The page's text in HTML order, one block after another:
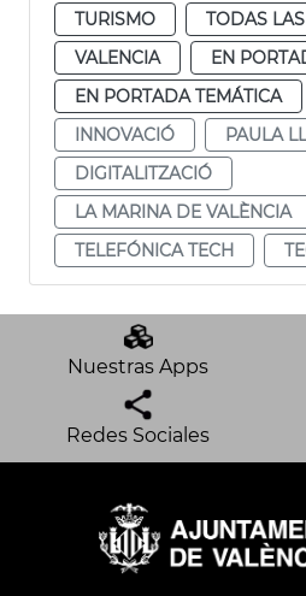
TURISMO
TODAS
VALENCIA
EN
EN PORTADA TEMÁTICA
INNOVACIÓ
PAULA
DIGITALITZACIÓ
LA MARINA DE VALÈNCIA
TELEFÓNICA TECH
Nuestras Apps
Redes Sociales